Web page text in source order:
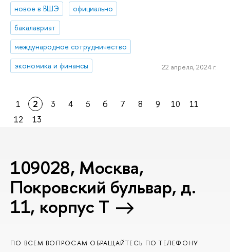
новое в ВШЭ
официально
бакалавриат
международное сотрудничество
экономика и финансы
22 апреля, 2024 г.
1 2 3 4 5 6 7 8 9 10
11
12
13
109028, Москва,
Покровский бульвар, д.
11, корпус T
ПО ВСЕМ ВОПРОСАМ ОБРАЩАЙТЕСЬ ПО ТЕЛЕФОНУ